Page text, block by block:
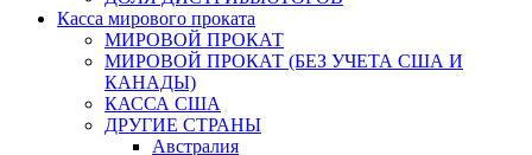
Касса мирового проката
МИРОВОЙ ПРОКАТ
МИРОВОЙ ПРОКАТ (БЕЗ УЧЕТА США И
КАНАДЫ)
КАССА США
ДРУГИЕ СТРАНЫ
Австралия